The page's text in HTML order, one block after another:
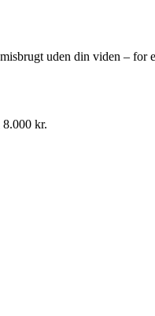
uden din viden – for
kr.